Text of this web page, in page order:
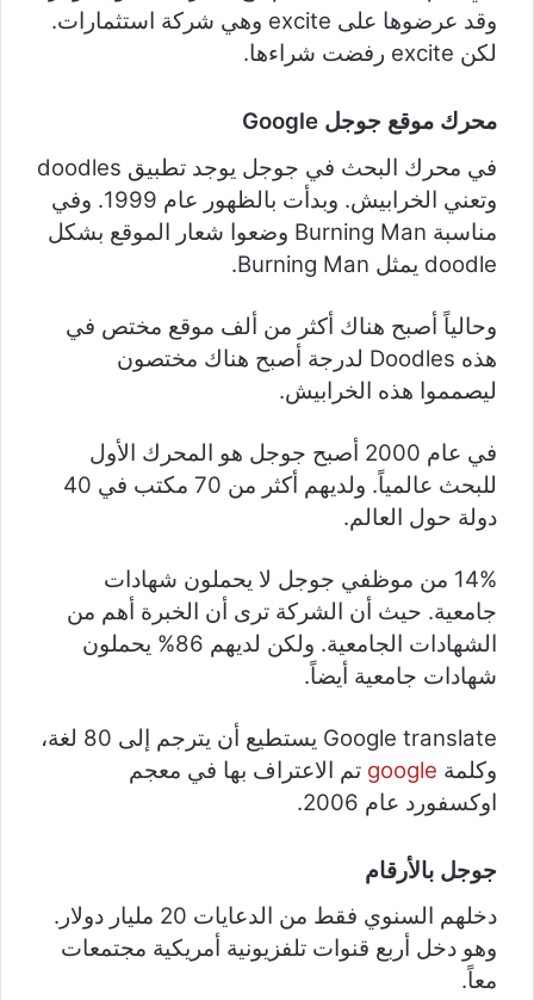
وقد عرضوها على excite وهي شركة استثمارات.
لكن excite رفضت شراءها.
محرك موقع جوجل Google
في محرك البحث في جوجل يوجد تطبيق doodles
وتعني الخرابيش. وبدأت بالظهور عام 1999. وفي
مناسبة Burning Man وضعوا شعار الموقع بشكل
doodle يمثل Burning Man.
وحالياً أصبح هناك أكثر من ألف موقع مختص في
هذه Doodles لدرجة أصبح هناك مختصون
ليصمموا هذه الخرابيش.
في عام 2000 أصبح جوجل هو المحرك الأول
للبحث عالمياً. ولديهم أكثر من 70 مكتب في 40
دولة حول العالم.
14% من موظفي جوجل لا يحملون شهادات
جامعية. حيث أن الشركة ترى أن الخبرة أهم من
الشهادات الجامعية. ولكن لديهم 86% يحملون
شهادات جامعية أيضاً.
Google translate يستطيع أن يترجم إلى 80 لغة،
وكلمة google تم الاعتراف بها في معجم
اوكسفورد عام 2006.
جوجل بالأرقام
دخلهم السنوي
فقط من الدعايات 20 مليار دولار.
وهو دخل أربع قنوات تلفزيونية أمريكية مجتمعات
معاً.